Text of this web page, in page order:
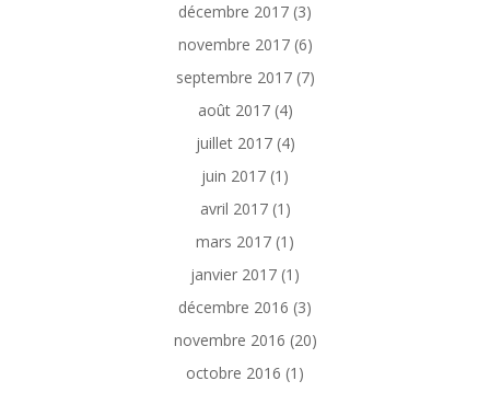
décembre 2017 (3)
novembre 2017(6)
septembre 2017(7)
août 2017(4)
juillet 2017(4)
juin 2017 (1)
avril 2017(1)
mars 2017 (1)
janvier 2017 (1)
décembre 2016 (3)
novembre 2016 (20)
octobre 2016 (1)